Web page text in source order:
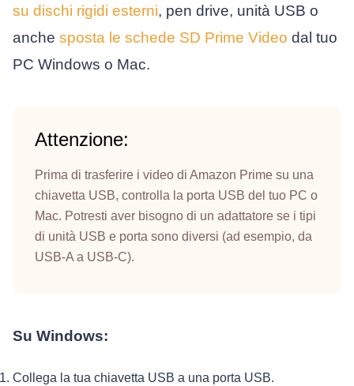
su dischi rigidi esterni, pen drive, unità USB o
anche sposta le schede SD Prime Video dal tuo
PC Windows o Mac.
Attenzione:
Prima di trasferire i video di Amazon Prime su una
chiavetta USB, controlla la porta USB del tuo PC o
Mac. Potresti aver bisogno di un adattatore se i tipi
di unità USB e porta sono diversi (ad esempio, da
USB-A a USB-C).
Su Windows:
Collega la tua chiavetta USB a una porta USB.